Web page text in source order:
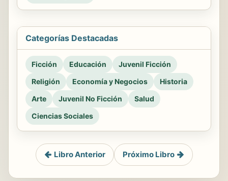
Categorías Destacadas
Ficción Educación
Juvenil Ficción
Religión
Economía y Negocios
Historia
Arte
Juvenil No Ficción
Salud
Ciencias Sociales
Libro Anterior Próximo Libro